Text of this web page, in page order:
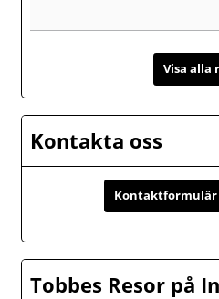
Visa alla
Kontakta oss
Kontaktformulär
Tobbes Resor på